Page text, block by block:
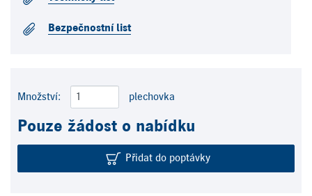
Bezpečnostní list
Množství: plechovka
Pouze žádost o nabídku
Přidat do poptávky